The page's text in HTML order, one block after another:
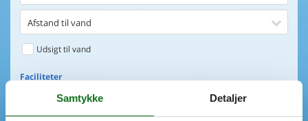
Afstand til vand
Udsigt til vand
Faciliteter
Swimmingpool
Samtykke Detaljer